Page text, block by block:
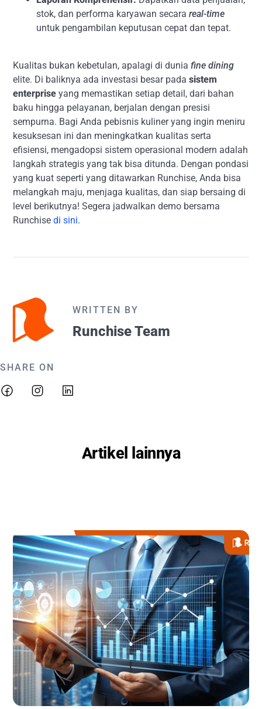
stok, dan performa karyawan secarareal-time
untuk pengambilan keputusan cepat dan tepat.
Kualitas bukan kebetulan, apalagi di duniafine dining
elite. Di baliknya ada investasi besar padasistem
enterprise yang memastikan setiap detail, dari bahan
baku hingga pelayanan, berjalan dengan presisi
sempurna. Bagi Anda pebisnis kuliner yang ingin meniru
kesuksesan ini dan meningkatkan kualitas serta
efisiensi, mengadopsi sistem operasional modern adalah
langkah strategis yang tak bisa ditunda. Dengan pondasi
yang kuat seperti yang ditawarkan Runchise, Anda bisa
melangkah maju, menjaga kualitas, dan siap bersaing di
level berikutnya! Segera jadwalkan demo bersama
Runchisedi sini.
WRITTEN BY
Runchise Team
SHARE ON
Artikel lainnya